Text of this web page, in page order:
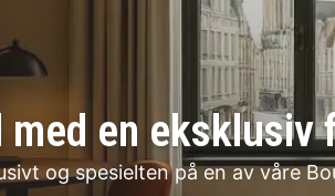
en eksklusiv
og spesielten på en av våre